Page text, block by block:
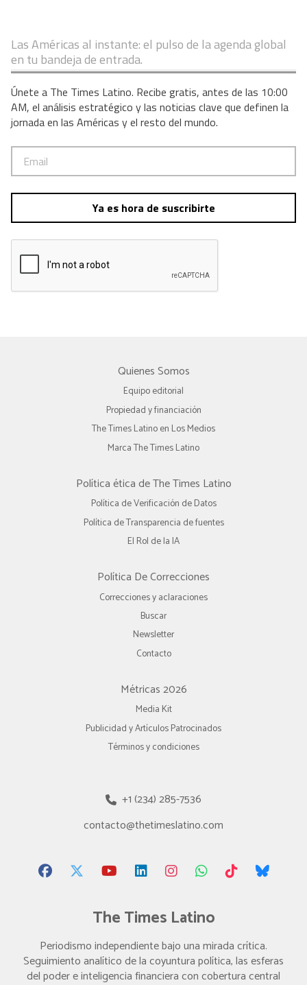
Las Américas al instante: el pulso de la agenda global
en tu bandeja de entrada.
Únete a The Times Latino. Recibe gratis, antes de las 10:00
AM, el análisis estratégico y las noticias clave que definen la
jornada en las Américas y el resto del mundo.
Ya es hora de suscribirte
Quienes Somos
Equipo editorial
Propiedad y financiación
The Times Latino en Los Medios
Marca The Times Latino
Política ética de The Times Latino
Política de Verificación de Datos
Política de Transparencia de fuentes
El Rol de la IA
Política De Correcciones
Correcciones y aclaraciones
Buscar
Newsletter
Contacto
Métricas 2026
Media Kit
Publicidad y Artículos Patrocinados
Términos y condiciones
The Times Latino
Periodismo independiente bajo una mirada crítica.
Seguimiento analítico de la coyuntura política, las esferas
del poder e inteligencia financiera con cobertura central
+1 (234) 285-7536
contacto@thetimeslatino.com